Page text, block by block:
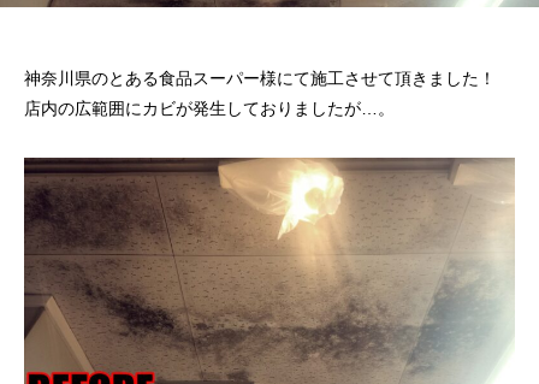
神奈川県のとある食品スーパー様にて施工させて頂きました！
店内の広範囲にカビが発生しておりましたが…。